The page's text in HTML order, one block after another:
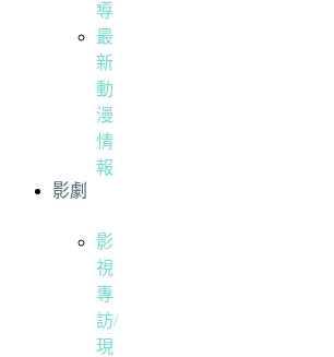
導
最
新
動
漫
情
報
影劇
影
視
專
訪/
現